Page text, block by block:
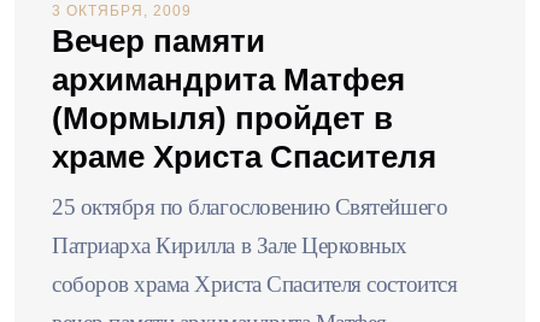
3 ОКТЯБРЯ, 2009
Вечер памяти
архимандрита Матфея
(Мормыля) пройдет в
храме Христа Спасителя
25 октября по благословению Святейшего
Патриарха Кирилла в Зале Церковных
соборов храма Христа Спасителя состоится